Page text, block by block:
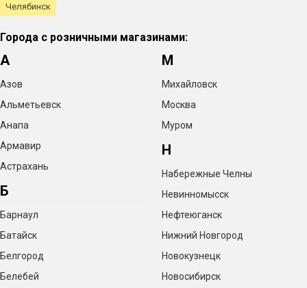
Челябинск
Города с розничными магазинами:
А
Азов
Альметьевск
Анапа
Армавир
Астрахань
Б
Барнаул
Батайск
Белгород
Белебей
М
Михайловск
Москва
Муром
Н
Набережные Челны
Невинномысск
Нефтеюганск
Нижний Новгород
Новокузнецк
Новосибирск